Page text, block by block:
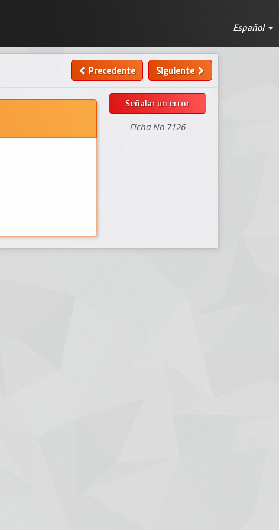
Español
Precedente Siguiente
Señalar un error
Ficha No 7126